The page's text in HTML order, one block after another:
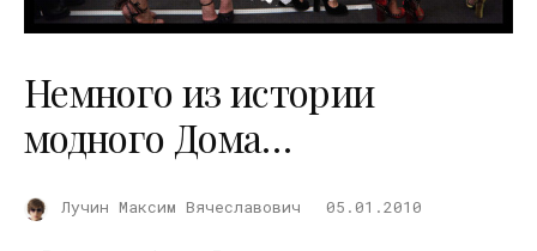
Немного из истории
модного Дома…
Лучин Максим Вячеславович 05.01.2010